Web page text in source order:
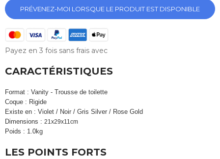
PRÉVENEZ-MOI LORSQUE LE PRODUIT EST DISPONIBLE
Payez en 3 fois sans frais avec
CARACTÉRISTIQUES
Format : Vanity - Trousse de toilette
Coque : Rigide
Existe en : Violet / Noir / Gris Silver / Rose Gold
Dimensions : 21x29x11cm
Poids : 1.0kg
LES POINTS FORTS